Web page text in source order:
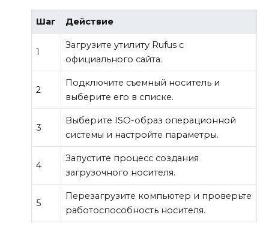
Шаг Действие
1
Загрузите утилиту Rufus с
официального сайта.
2
Подключите съемный носитель и
выберите его в списке.
3
Выберите ISO-образ операционной
системы и настройте параметры.
4
Запустите процесс создания
загрузочного носителя.
5
Перезагрузите компьютер и проверьте
работоспособность носителя.